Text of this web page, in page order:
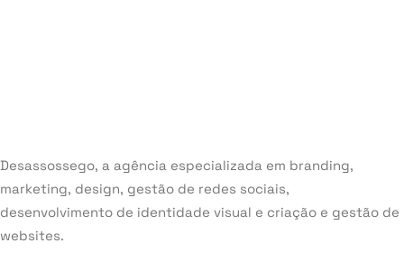
Desassossego, a agência especializada em branding,
marketing, design, gestão de redes sociais,
desenvolvimento de identidade visual e criação e gestão de
websites.